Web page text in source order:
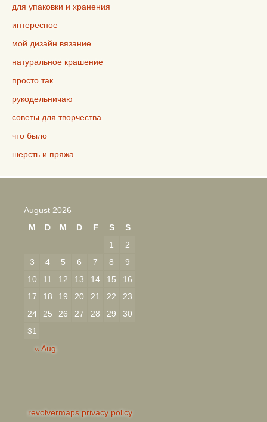
для упаковки и хранения
интересное
мой дизайн вязание
натуральное крашение
просто так
рукодельничаю
советы для творчества
что было
шерсть и пряжа
August 2026
M
D M D F S
S
1
2
3
4 5 6 7 8
9
10
11 12 13 14 15
16
17
18 19 20 21 22
23
24
25 26 27 28 29
30
31
« Aug.
revolvermaps privacy policy